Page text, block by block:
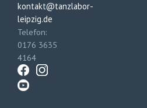
kontakt@tanzlabor-
leipzig.de
Telefon:
0176 3635
4164